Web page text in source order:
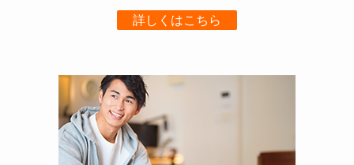
詳しくはこちら